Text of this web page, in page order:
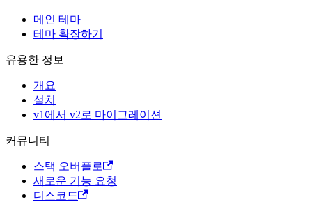
메인 테마
테마 확장하기
유용한 정보
개요
설치
v1에서 v2로 마이그레이션
커뮤니티
스택 오버플로
새로운 기능 요청
디스코드